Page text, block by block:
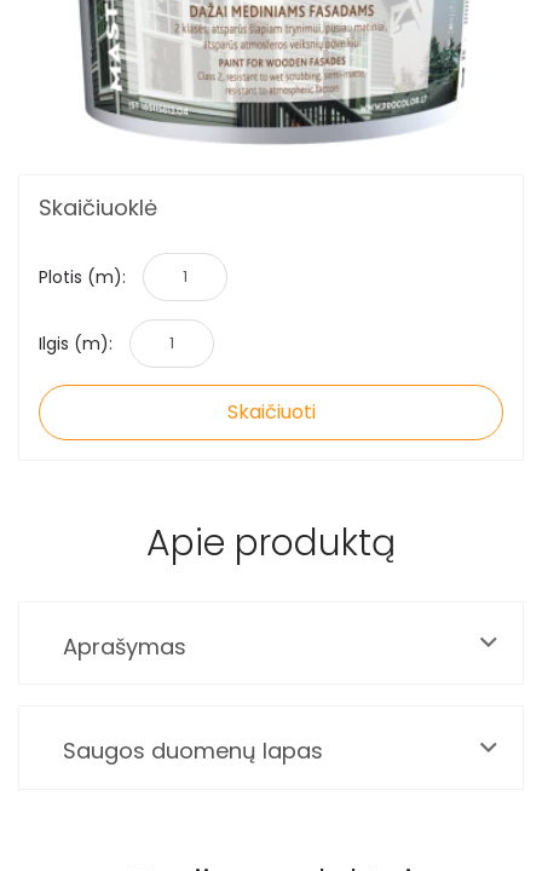
Skaičiuoklė
Plotis (m):
Ilgis (m):
Skaičiuoti
Apie produktą
Aprašymas
Saugos duomenų lapas